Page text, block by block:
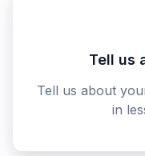
Tell us
Tell us about
in